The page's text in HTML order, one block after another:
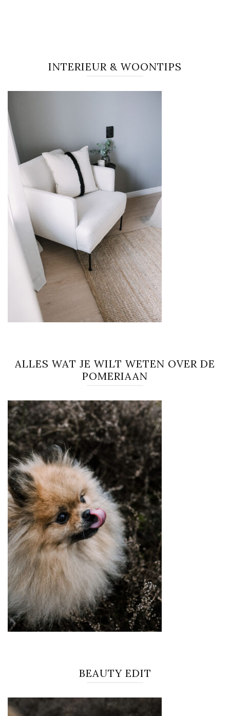
INTERIEUR & WOONTIPS
ALLES WAT JE WILT WETEN OVER DE
POMERIAAN
BEAUTY EDIT